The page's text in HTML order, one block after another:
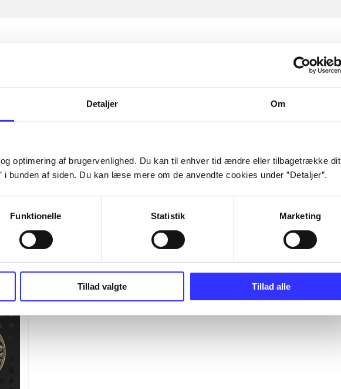
Detaljer Om
optimering af brugervenlighed. Du kan til enhver tid ændre eller tilbagetrække dit
bunden af siden. Du kan læse mere om de anvendte cookies under ”Detaljer”.
Funktionelle Statistik Marketing
Tillad valgte Tillad alle